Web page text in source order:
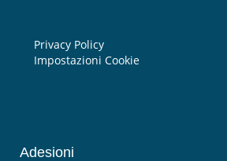
Privacy Policy
Impostazioni Cookie
Adesioni